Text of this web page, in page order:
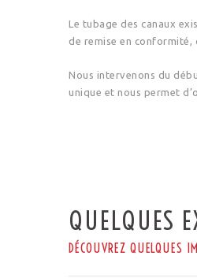
Le tubage des canaux
de remise en conformité,
Nous intervenons du
unique et nous permet
QUELQUES
DÉCOUVREZ QUELQUES